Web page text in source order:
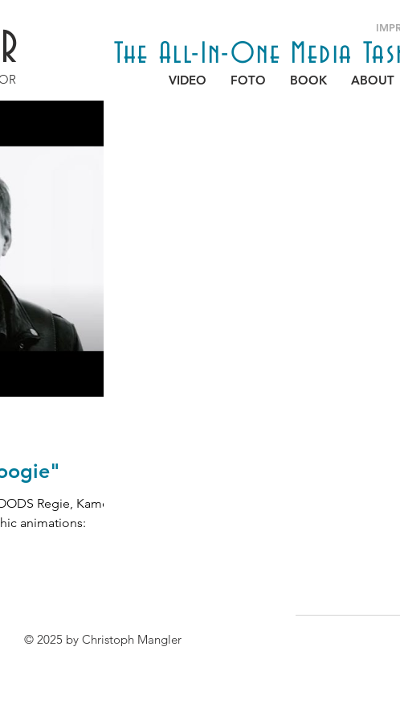
VIDEO FOTO BOOK ABOUT
The All-In-One Media
Regie, Kamera,
animations:
© 2025 by Christoph Mangler